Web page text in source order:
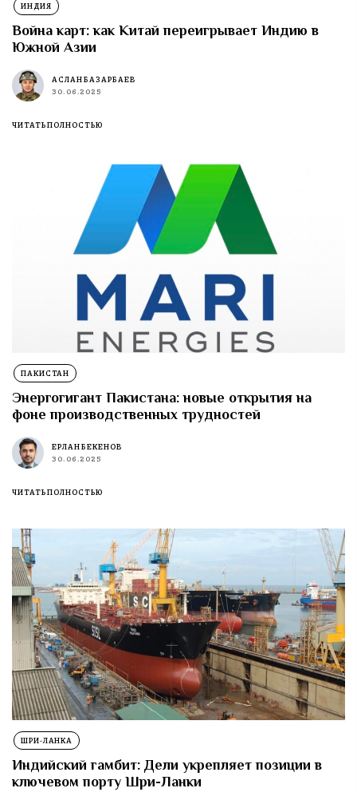
ИНДИЯ
Война карт: как Китай переигрывает Индию в
Южной Азии
АСЛАН БАЗАРБАЕВ
30.06.2025
ЧИТАТЬ ПОЛНОСТЬЮ
ПАКИСТАН
Энергогигант Пакистана: новые открытия на
фоне производственных трудностей
ЕРЛАН БЕКЕНОВ
30.06.2025
ЧИТАТЬ ПОЛНОСТЬЮ
ШРИ-ЛАНКА
Индийский гамбит: Дели укрепляет позиции в
ключевом порту Шри-Ланки